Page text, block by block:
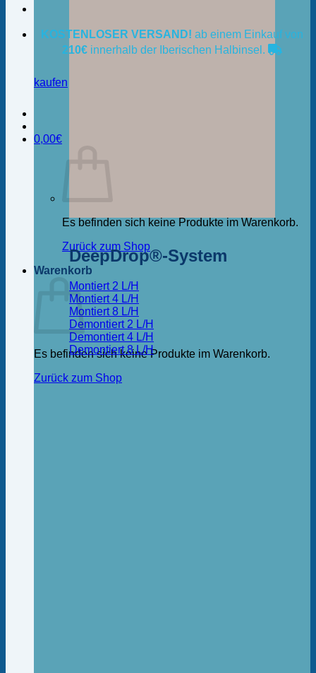
KOSTENLOSER VERSAND! ab einem Einkauf von
210€ innerhalb der Iberischen Halbinsel.
kaufen
0,00€
Es befinden sich keine Produkte im Warenkorb.
Zurück zum Shop
Warenkorb
Es befinden sich keine Produkte im Warenkorb.
Zurück zum Shop
DeepDrop®-System
Montiert 2 L/H
Montiert 4 L/H
Montiert 8 L/H
Demontiert 2 L/H
Demontiert 4 L/H
Demontiert 8 L/H